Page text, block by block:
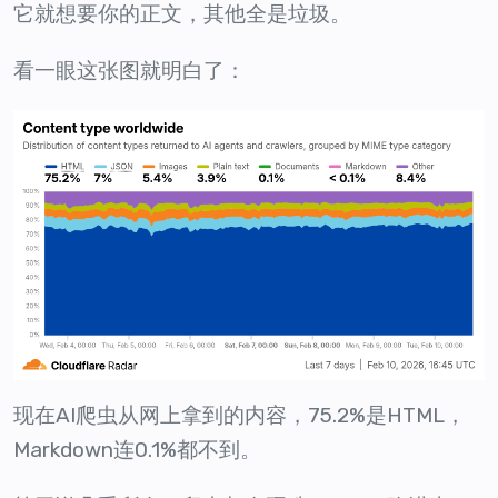
它就想要你的正文，其他全是垃圾。
看一眼这张图就明白了：
现在AI爬虫从网上拿到的内容，75.2%是HTML，
Markdown连0.1%都不到。